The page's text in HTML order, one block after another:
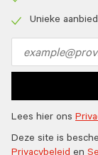
icon
Unieke
address
Lees hier ons
Deze site is